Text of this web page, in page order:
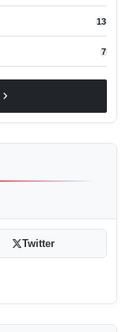
13
7
chevron_right
Twitter